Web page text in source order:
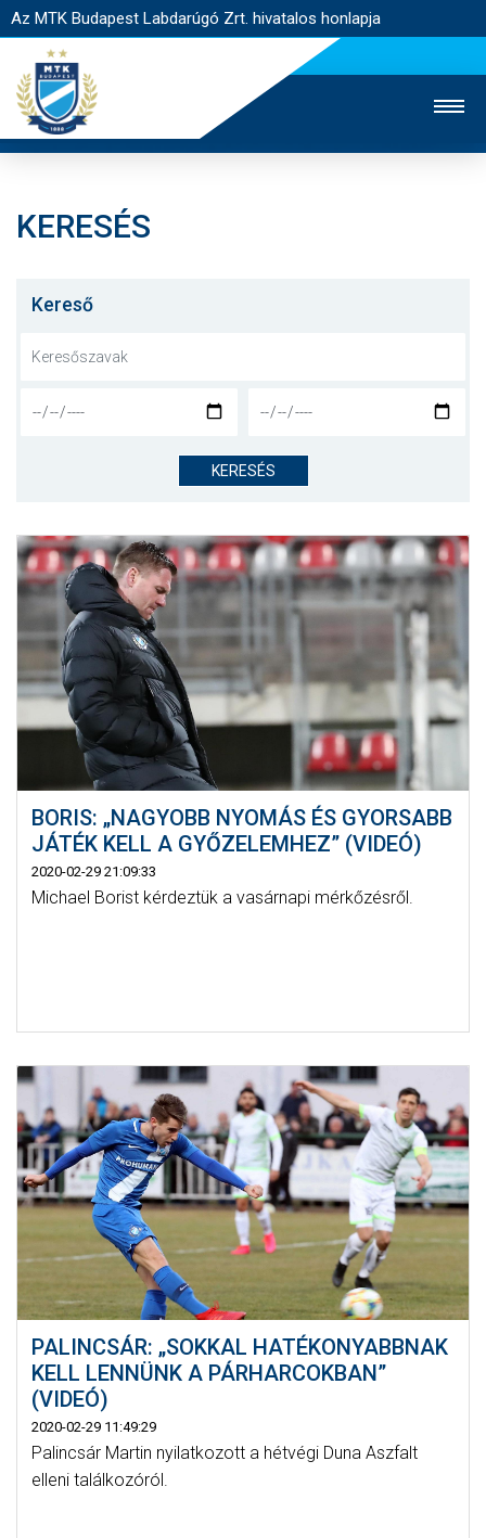
Az MTK Budapest Labdarúgó Zrt. hivatalos honlapja
JEGYÉRTÉKESÍTÉS
NYITÓLAP
CSAPATOK
KLUB
GALÉRIA
SZURKOLÓI ÉLMÉNYEK
AKKREDITÁCIÓ
KERESÉS
Kereső
KERESÉS
BORIS: „NAGYOBB NYOMÁS ÉS GYORSABB
JÁTÉK KELL A GYŐZELEMHEZ” (VIDEÓ)
2020-02-29 21:09:33
Michael Borist kérdeztük a vasárnapi mérkőzésről.
PALINCSÁR: „SOKKAL HATÉKONYABBNAK
KELL LENNÜNK A PÁRHARCOKBAN”
(VIDEÓ)
2020-02-29 11:49:29
Palincsár Martin nyilatkozott a hétvégi Duna Aszfalt
elleni találkozóról.